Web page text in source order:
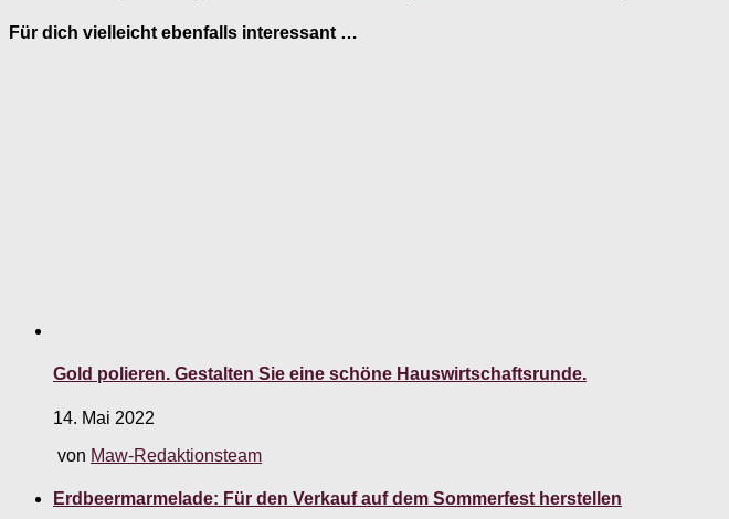
Für dich vielleicht ebenfalls interessant …
Gold polieren. Gestalten Sie eine schöne Hauswirtschaftsrunde.
14. Mai 2022
von Maw-Redaktionsteam
Erdbeermarmelade: Für den Verkauf auf dem Sommerfest herstellen